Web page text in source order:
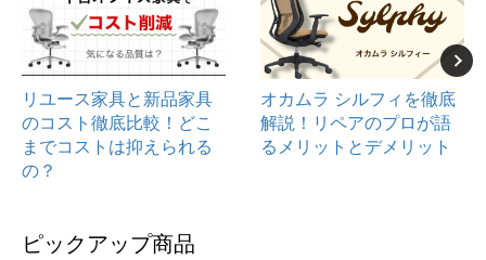
リユース家具と新品家具
のコスト徹底比較！どこ
までコストは抑えられる
の？
オカムラ シルフィを徹底
解説！リペアのプロが語
るメリットとデメリット
ピックアップ商品